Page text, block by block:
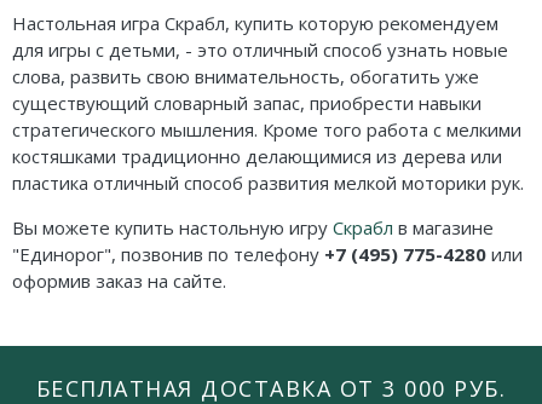
Настольная игра Скрабл, купить которую рекомендуем
для игры с детьми, - это отличный способ узнать новые
слова, развить свою внимательность, обогатить уже
существующий словарный запас, приобрести навыки
стратегического мышления. Кроме того работа с мелкими
костяшками традиционно делающимися из дерева или
пластика отличный способ развития мелкой моторики рук.
Вы можете купить настольную игру Скрабл в магазине
"Единорог", позвонив по телефону +7 (495) 775-4280 или
оформив заказ на сайте.
БЕСПЛАТНАЯ ДОСТАВКА ОТ 3 000 РУБ.